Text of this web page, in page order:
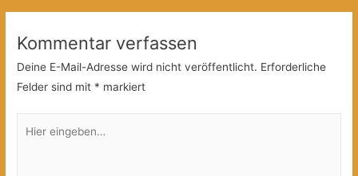
Kommentar verfassen
Deine E-Mail-Adresse wird nicht veröffentlicht. Erforderliche
Felder sind mit * markiert
eingeben…